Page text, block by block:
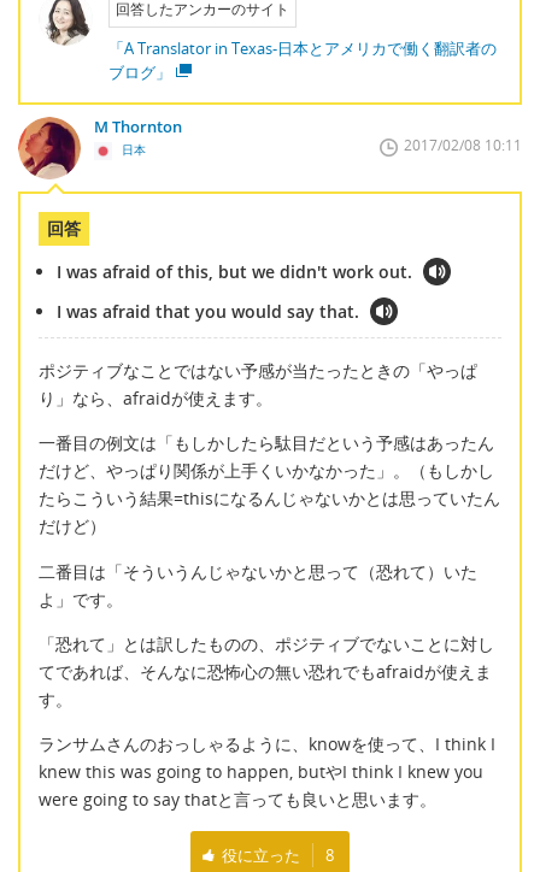
回答したアンカーのサイト
「A Translator in Texas-日本とアメリカで働く翻訳者の
ブログ」
M Thornton
日本 2017/02/08 10:11
回答
I was afraid of this, but we didn't work out.
I was afraid that you would say that.
ポジティブなことではない予感が当たったときの「やっぱ
り」なら、afraidが使えます。
一番目の例文は「もしかしたら駄目だという予感はあったん
だけど、やっぱり関係が上手くいかなかった」。（もしかし
たらこういう結果=thisになるんじゃないかとは思っていたん
だけど）
二番目は「そういうんじゃないかと思って（恐れて）いた
よ」です。
「恐れて」とは訳したものの、ポジティブでないことに対し
てであれば、そんなに恐怖心の無い恐れでもafraidが使えま
す。
ランサムさんのおっしゃるように、knowを使って、I think I
knew this was going to happen, butやI think I knew you
were going to say thatと言っても良いと思います。
役に立った 8